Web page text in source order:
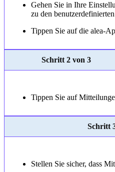
Gehen Sie in Ihre
zu den
Tippen Sie auf die alea-
Schritt 2 von 3
Tippen Sie auf
Schritt
Stellen Sie sicher, dass